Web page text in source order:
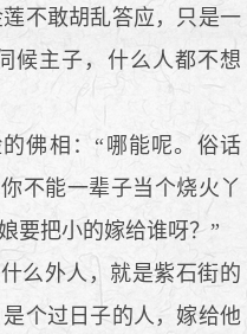
不敢胡乱答应，只是一
候主子，什么人都不想
佛相：“哪能呢。俗话
不能一辈子当个烧火丫
要把小的嫁给谁呀？”
么外人，就是紫石街的
个过日子的人，嫁给他